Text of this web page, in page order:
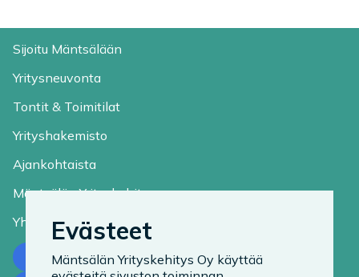
Sijoitu Mäntsälään
Yritysneuvonta
Tontit & Toimitilat
Yrityshakemisto
Ajankohtaista
Mäntsälän Yrityskehitys
Yhteystiedot
Ota yhteyttä
Evästeet
Mäntsälän Yrityskehitys Oy käyttää